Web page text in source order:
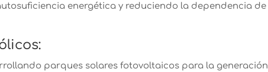
energética y reduciendo la dependencia de
parques solares fotovoltaicos para la generación